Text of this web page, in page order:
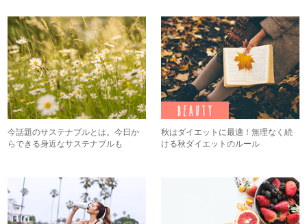
今話題のサステナブルとは。今日か
らできる身近なサステナブルも
秋はダイエットに最適！無理なく続
ける秋ダイエットのルール